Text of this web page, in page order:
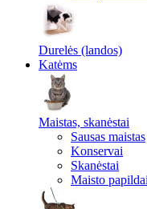
Durelės (landos)
Katėms
Maistas, skanėstai
Sausas maistas
Konservai
Skanėstai
Maisto